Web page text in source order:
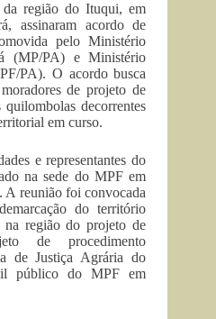
da região do Ituqui, em
assinaram acordo de
pelo Ministério
(MP/PA) e Ministério
PA). O acordo busca
de projeto de
decorrentes
em curso.
e representantes do
na sede do MPF em
A reunião foi convocada
do território
região do projeto de
de procedimento
de Justiça Agrária do
público do MPF em